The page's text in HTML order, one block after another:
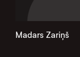
Madars Zariņš